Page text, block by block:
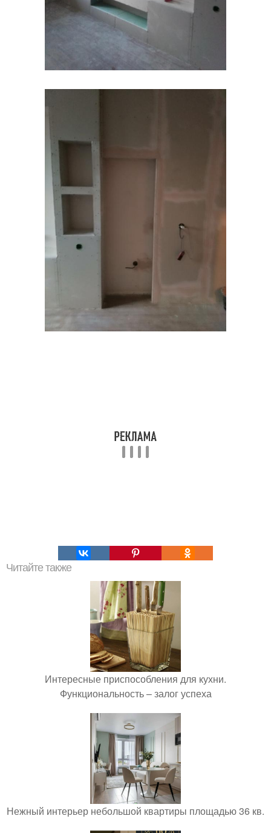
Читайте также
Интересные приспособления для кухни.
Функциональность – залог успеха
Нежный интерьер небольшой квартиры площадью 36 кв.